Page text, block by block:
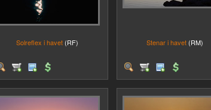
Solreflex i havet (RF) Stenar i havet (RM)